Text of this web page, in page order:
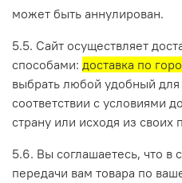
может быть аннулирован.
5.5. Сайт осуществляет
способами: доставка по
выбрать любой удобный для
соответствии с условиями
страну или исходя из своих
5.6. Вы соглашаетесь, что в
передачи вам товара по